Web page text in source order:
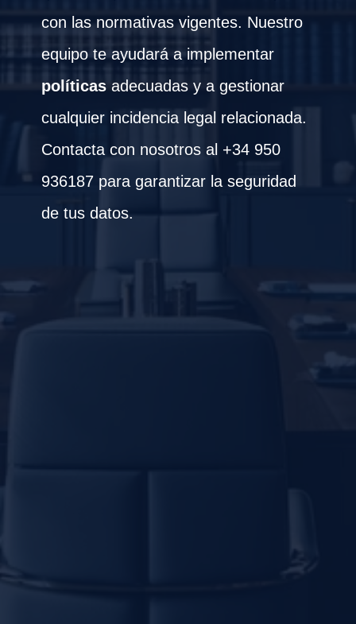
con las normativas vigentes. Nuestro
equipo te ayudará a implementar
políticasadecuadas y a gestionar
cualquier incidencia legal relacionada.
Contacta con nosotros al +34 950
936187 para garantizar la seguridad
de tus datos.